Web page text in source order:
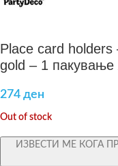
Place card holders
gold – 1
274 ден
Out of stock
ИЗВЕСТИ МЕ КОГА